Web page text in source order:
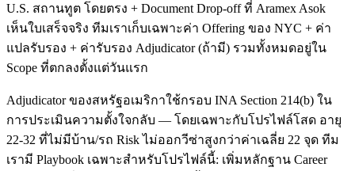
U.S. สถานทูต โดยตรง + Document Drop-off ที่ Aramex Asok
เห็นใบเสร็จจริง ทีมเราเก็บเฉพาะค่า Offering ของ NYC + ค่า
แปลรับรอง + ค่ารับรอง Adjudicator (ถ้ามี) รวมทั้งหมดอยู่ใน
Scope ที่ตกลงตั้งแต่วันแรก
Adjudicator ของสหรัฐอเมริกาใช้กรอบ INA Section 214(b) ใน
การประเมินความตั้งใจกลับ — โดยเฉพาะกับโปรไฟล์โสด อายุ
22-32 ที่ไม่มีบ้าน/รถ Risk ไม่ออกวีซ่าสูงกว่าค่าเฉลี่ย 22 จุด ทีม
เรามี Playbook เฉพาะสำหรับโปรไฟล์นี้: เพิ่มหลักฐาน Career